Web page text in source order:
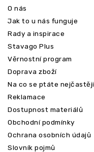
O nás
Jak to u nás funguje
Rady a inspirace
Stavago Plus
Věrnostní program
Doprava zboží
Na co se ptáte nejčastěji.
Reklamace
Dostupnost materiálů
Obchodní podmínky
Ochrana osobních údajů
Slovník pojmů